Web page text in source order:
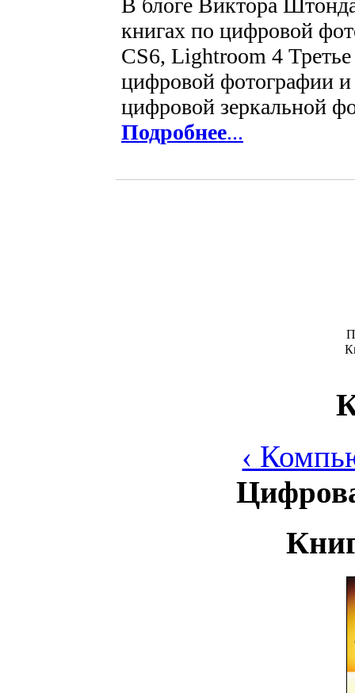
В блоге Виктора
книгах по цифровой
CS6, Lightroom 4
цифровой фотографии
цифровой зеркальной
Подробнее...
‹